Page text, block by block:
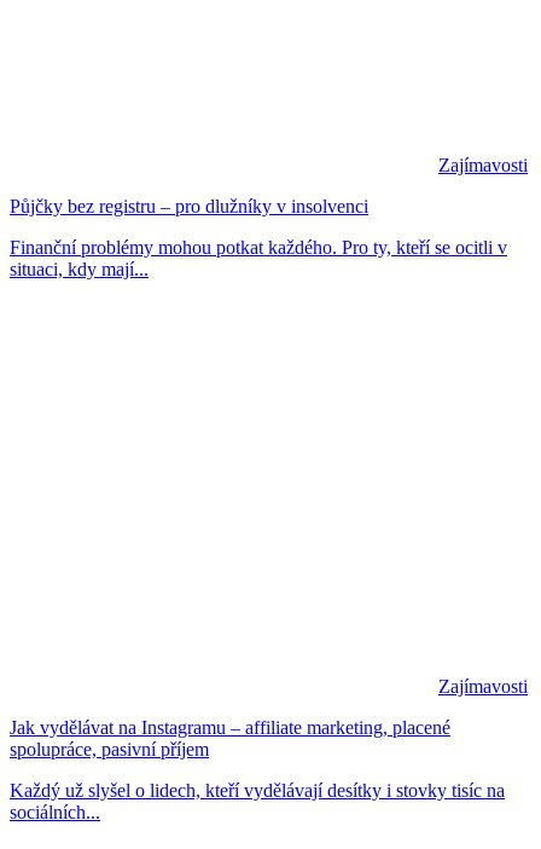
Zajímavosti
Půjčky bez registru – pro dlužníky v insolvenci
Finanční problémy mohou potkat každého. Pro ty, kteří se ocitli v
situaci, kdy mají...
Zajímavosti
Jak vydělávat na Instagramu – affiliate marketing, placené
spolupráce, pasivní příjem
Každý už slyšel o lidech, kteří vydělávají desítky i stovky tisíc na
sociálních...